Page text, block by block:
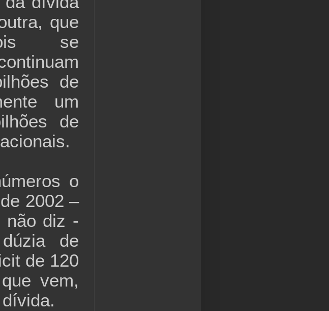
que
se
de
um
de
o
2002 –
não diz -
de
de 120
vem,